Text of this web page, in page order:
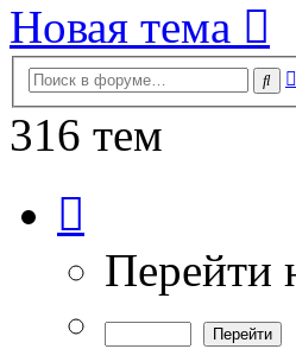
Новая тема
316 тем
из
Перейти